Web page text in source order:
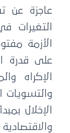
عاجزة عن
التغيرات
الأزمة
على قدرة
الإكراه
والتسويات
الإخلال
والاقتصادية